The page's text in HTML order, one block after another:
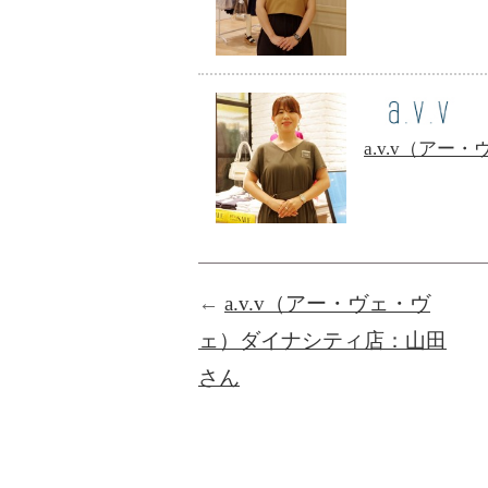
a.v.v（アー・
← a.v.v（アー・ヴェ・ヴ
ェ）ダイナシティ店：山田
さん